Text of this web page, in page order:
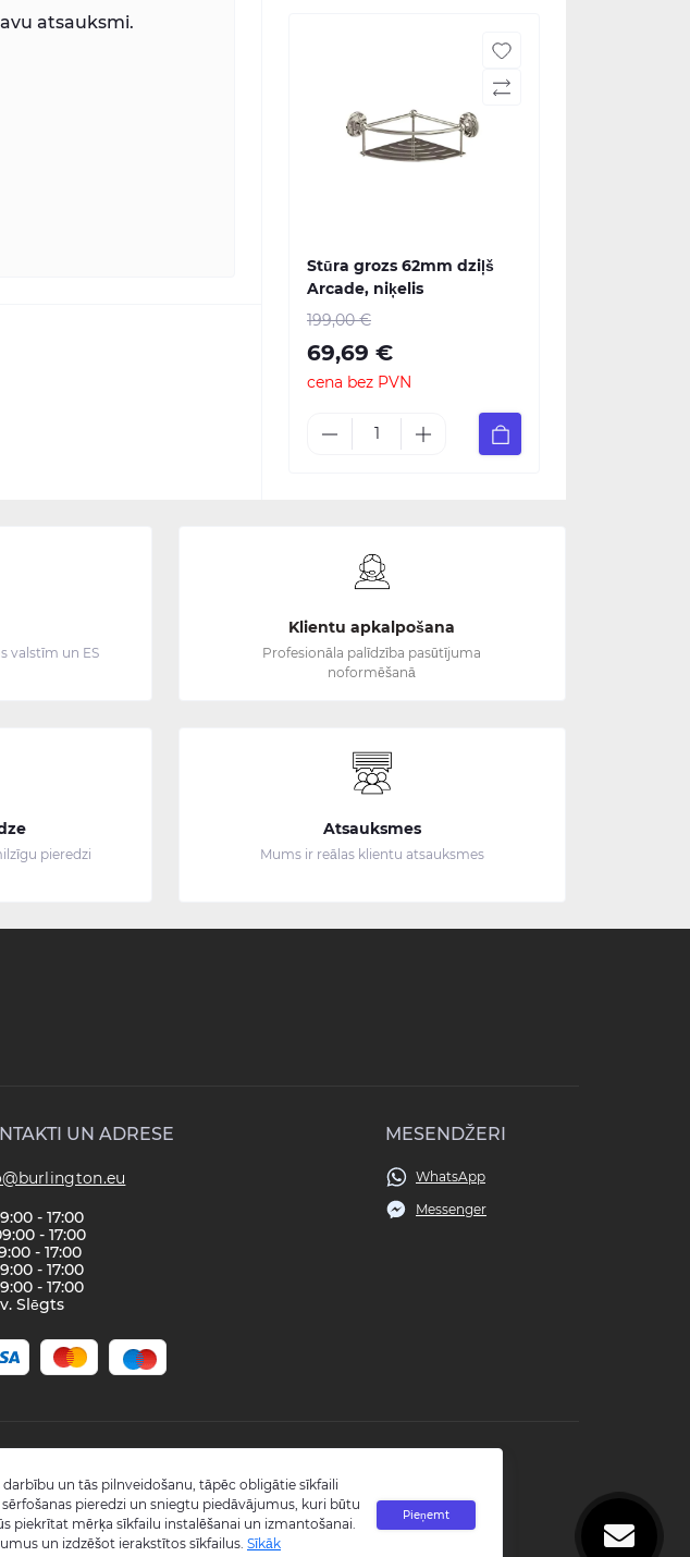
atsauksmi.
Stūra grozs 62mm dziļš
Arcade, niķelis
199,00 €
69,69 €
cena bez PVN
valstīm un ES
Klientu apkalpošana
Profesionāla palīdzība pasūtījuma
noformēšanā
pieredzi
Atsauksmes
Mums ir reālas klientu atsauksmes
UN ADRESE
- 17:00
- 17:00
- 17:00
- 17:00
- 17:00
Slēgts
MESENDŽERI
WhatsApp
Messenger
PVN.
Qloud»
un tās pilnveidošanu, tāpēc obligātie sīkfaili
pieredzi un sniegtu piedāvājumus, kuri būtu
piekrītat mērķa sīkfailu instalēšanai un izmantošanai.
un izdzēšot ierakstītos sīkfailus. Sīkāk
Pieņemt